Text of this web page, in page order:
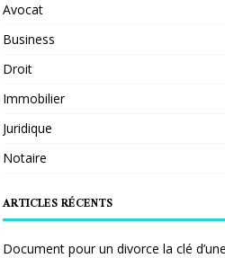
Avocat
Business
Droit
Immobilier
Juridique
Notaire
ARTICLES RÉCENTS
Document pour un divorce la clé